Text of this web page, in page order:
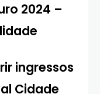
2024 –
ingressos
Cidade